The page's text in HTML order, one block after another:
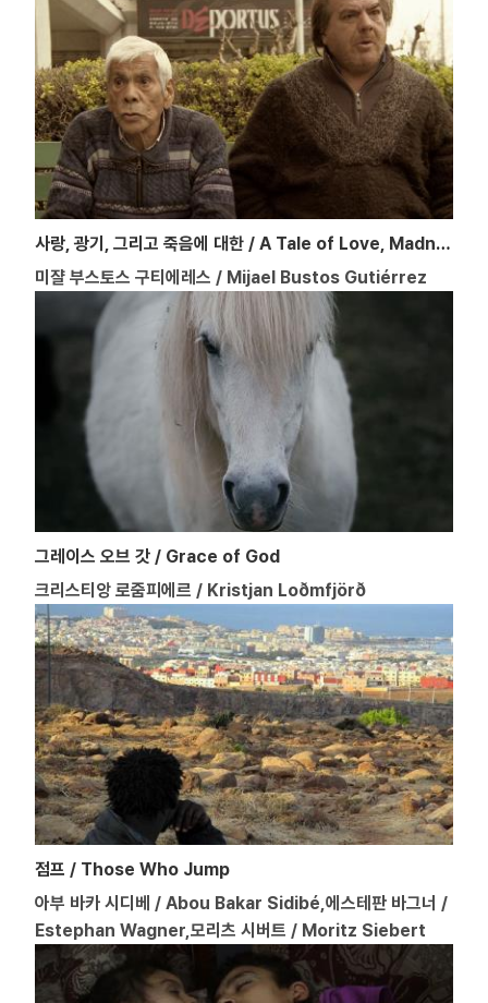
사랑, 광기, 그리고 죽음에 대한 / A Tale of Love, Madness and Death
미쟐 부스토스 구티에레스 / Mijael Bustos Gutiérrez
그레이스 오브 갓 / Grace of God
크리스티앙 로줌피에르 / Kristjan Loðmfjörð
점프 / Those Who Jump
아부 바카 시디베 / Abou Bakar Sidibé,에스테판 바그너 /
Estephan Wagner,모리츠 시버트 / Moritz Siebert